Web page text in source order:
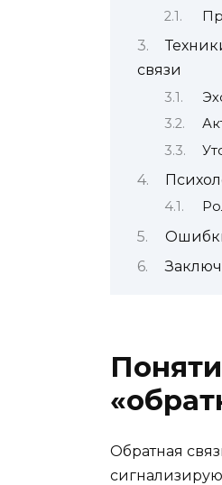
связи
Обратная